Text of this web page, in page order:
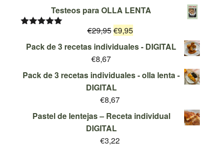
precio
era:
€19,95.
precio
es:
€9,95.
Testeos para OLLA LENTA
5
€29,95El
precio
€29,95.
€9,95El
precio
€9,95.
Pack de 3 recetas individuales - DIGITAL
€8,67
Pack de 3 recetas individuales - olla lenta -
DIGITAL
€8,67
Pastel de lentejas – Receta individual
DIGITAL
€3,22